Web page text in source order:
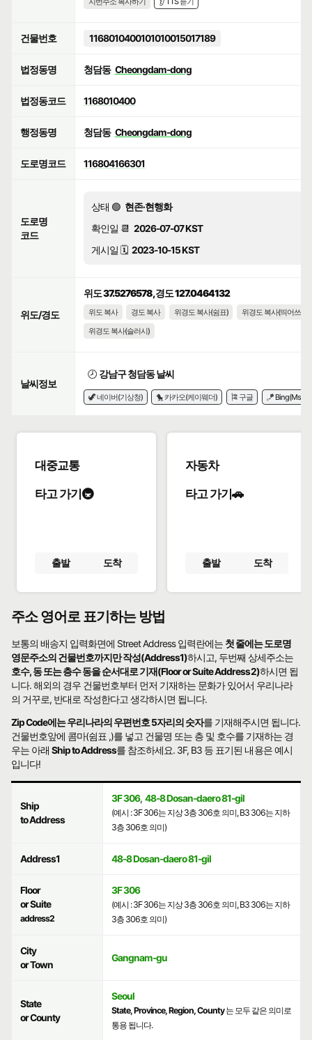
건물번호 1168010400101010015017189
법정동명 청담동 Cheongdam-dong
법정동코드 1168010400
행정동명 청담동 Cheongdam-dong
도로명코드 116804166301
도로명
코드
상태 🟢 현존·현행화
확인일 📆 2026-07-07 KST
게시일 🗓️ 2023-10-15 KST
위도/경도
위도 37.5276578, 경도 127.0464132
위도 복사 경도 복사 위경도 복사(쉼표)
위경도 복사(띄어쓰기)
위경도 복사(슬러시)
날씨정보
🕗 강남구 청담동 날씨
🦖 네이버(기상청) 🐤 카카오(케이웨더) 🎏 구글 🪁 Bing(Msn)
대중교통
타고 가기🚇
출발 도착
자동차
타고 가기🚗
출발 도착
주소 영어로 표기하는 방법
보통의 배송지 입력화면에 Street Address 입력란에는 첫 줄에는 도로명
영문주소의 건물번호까지만 작성(Address1)하시고, 두번째 상세주소는
호수, 동 또는 층수 동을 순서대로 기재(Floor or Suite Address2)하시면 됩
니다. 해외의 경우 건물번호부터 먼저 기재하는 문화가 있어서 우리나라
의 거꾸로, 반대로 작성한다고 생각하시면 됩니다.
Zip Code에는 우리나라의 우편번호 5자리의 숫자를 기재해주시면 됩니다.
건물번호앞에 콤마(쉼표 ,)를 넣고 건물명 또는 층 및 호수를 기재하는 경
우는 아래Ship to Address를 참조하세요. 3F, B3 등 표기된 내용은 예시
입니다!
Ship
to Address
3F 306, 48-8 Dosan-daero 81-gil
(예시 : 3F 306는 지상 3층 306호 의미, B3 306는 지하
3층 306호 의미)
Address1 48-8 Dosan-daero 81-gil
Floor
or Suite
address2
3F 306
(예시 : 3F 306는 지상 3층 306호 의미, B3 306는 지하
3층 306호 의미)
City
or Town
Gangnam-gu
State
or County
Seoul
State, Province, Region, County는 모두 같은 의미로
통용 됩니다.